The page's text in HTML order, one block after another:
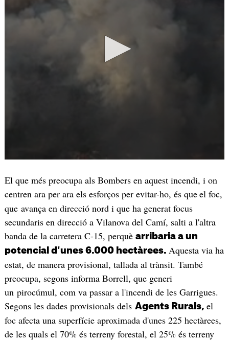
El que més preocupa als Bombers en aquest incendi, i on
centren ara per ara els esforços per evitar-ho, és queel foc,
que avança en direcció nord i que ha generat focus
secundaris en direcció a Vilanova del Camí, salti a l'altra
banda de la carretera C-15, perquè arribaria a un
potencial d'unes 6.000 hectàrees. Aquesta via ha
estat, de manera provisional, tallada al trànsit. També
preocupa, segons informa Borrell, que generi
un pirocúmul, com va passar a l'incendi de les Garrigues.
Segons les dades provisionals dels Agents Rurals, el
foc afecta una superfície aproximada d'unes 225 hectàrees,
de les quals el 70% és terreny forestal, el 25% és terreny